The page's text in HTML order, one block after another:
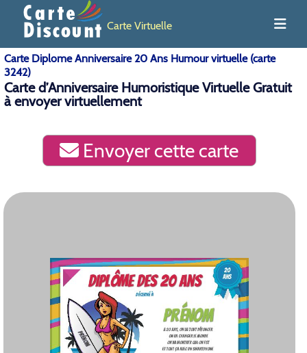
Carte Virtuelle
Carte Diplome Anniversaire 20 Ans Humour virtuelle (carte
3242)
Carte d’Anniversaire Humoristique Virtuelle Gratuit
à envoyer virtuellement
Envoyer cette carte